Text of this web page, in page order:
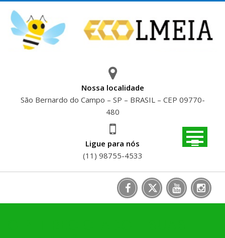
content
Nossa localidade
São Bernardo do Campo – SP – BRASIL – CEP 09770-
480
Ligue para nós
(11) 98755-4533